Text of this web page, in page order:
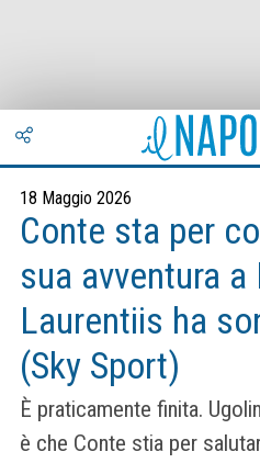
18 Maggio 2026
Conte sta per
sua avventura a
Laurentiis ha
(Sky Sport)
È praticamente finita.
è che Conte stia per